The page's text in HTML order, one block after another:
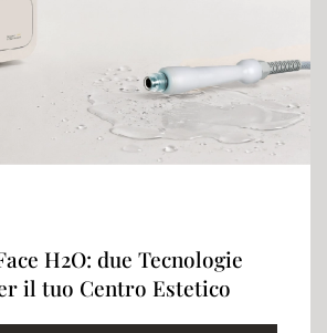
H2O: due Tecnologie
il tuo Centro Estetico